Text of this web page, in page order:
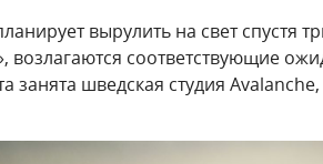
вырулить на свет спустя
возлагаются соответствующие
занята шведская студия